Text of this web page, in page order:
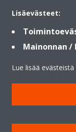
Yhteystiedot
Lämpöpumput
Lainmukainen
Lisäevästeet:
Mainonnan
Lue lisää evästeistä